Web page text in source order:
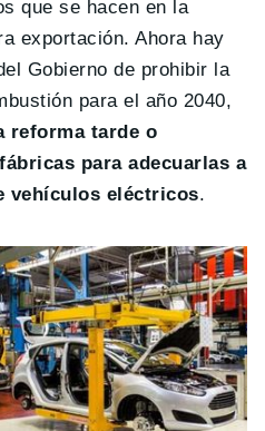
que se hacen en la
exportación. Ahora hay
Gobierno de prohibir la
para el año 2040,
reforma tarde o
para adecuarlas a
vehículos eléctricos.